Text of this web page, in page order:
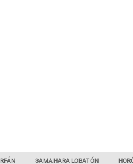
SAMAHARA LOBATÓN